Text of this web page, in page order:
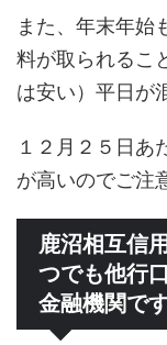
また、年末年始
料が取られるこ
は安い）平日が
１２月２５日あ
が高いのでご注
鹿沼相互信
つでも他行
金融機関で